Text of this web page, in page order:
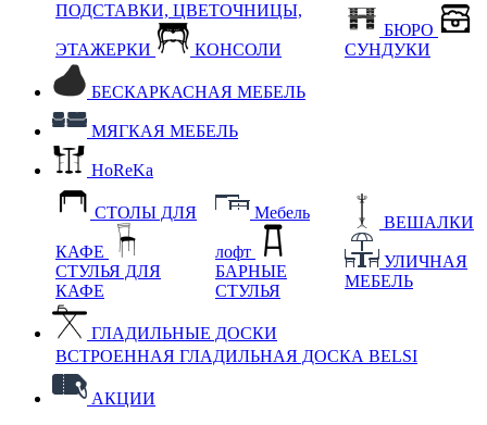
ПОДСТАВКИ, ЦВЕТОЧНИЦЫ,
ЭТАЖЕРКИ КОНСОЛИ
БЮРО
СУНДУКИ
БЕСКАРКАСНАЯ МЕБЕЛЬ
МЯГКАЯ МЕБЕЛЬ
HoReKa
СТОЛЫ ДЛЯ
КАФЕ
СТУЛЬЯ ДЛЯ
КАФЕ
Мебель
лофт
БАРНЫЕ
СТУЛЬЯ
ВЕШАЛКИ
УЛИЧНАЯ
МЕБЕЛЬ
ГЛАДИЛЬНЫЕ ДОСКИ
ВСТРОЕННАЯ ГЛАДИЛЬНАЯ ДОСКА BELSI
АКЦИИ